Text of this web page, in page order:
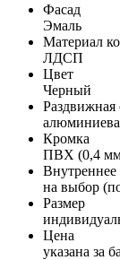
Фасад
Эмаль
Материал
ЛДСП
Цвет
Черный
Раздвижная
Кромка
ПВХ (0,4
на выбор
Размер
Цена
указана за